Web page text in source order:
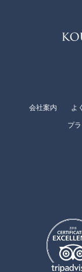
会社案内 よ
プ